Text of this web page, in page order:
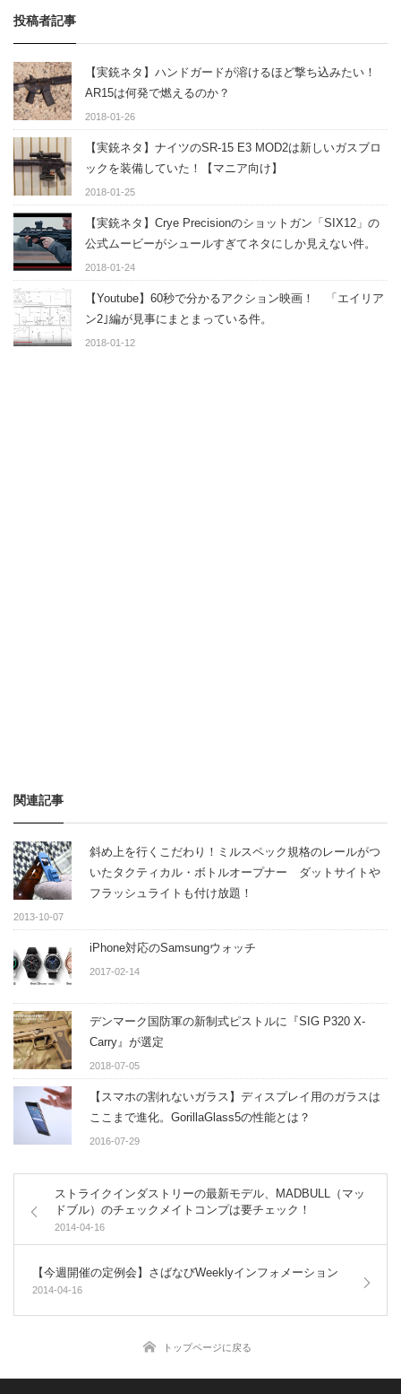
投稿者記事
【実銃ネタ】ハンドガードが溶けるほど撃ち込みたい！
AR15は何発で燃えるのか？
2018-01-26
【実銃ネタ】ナイツのSR-15 E3 MOD2は新しいガスブロ
ックを装備していた！【マニア向け】
2018-01-25
【実銃ネタ】Crye Precisionのショットガン「SIX12」の
公式ムービーがシュールすぎてネタにしか見えない件。
2018-01-24
【Youtube】60秒で分かるアクション映画！ 「エイリア
ン2｣編が見事にまとまっている件。
2018-01-12
関連記事
斜め上を行くこだわり！ミルスペック規格のレールがつ
いたタクティカル・ボトルオープナー ダットサイトや
フラッシュライトも付け放題！
2013-10-07
iPhone対応のSamsungウォッチ
2017-02-14
デンマーク国防軍の新制式ピストルに『SIG P320 X-
Carry』が選定
2018-07-05
【スマホの割れないガラス】ディスプレイ用のガラスは
ここまで進化。GorillaGlass5の性能とは？
2016-07-29
ストライクインダストリーの最新モデル、MADBULL（マッ
ドブル）のチェックメイトコンプは要チェック！
2014-04-16
【今週開催の定例会】さばなびWeeklyインフォメーション
2014-04-16
トップページに戻る